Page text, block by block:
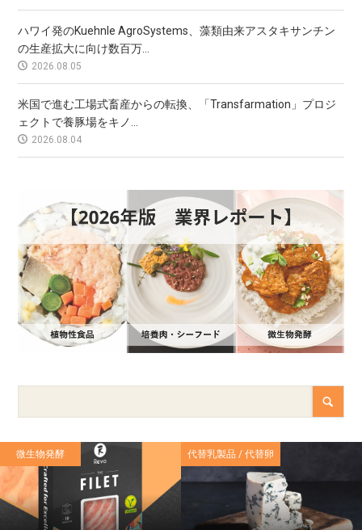
ハワイ発のKuehnle AgroSystems、藻類由来アスタキサンチン
の生産拡大に向け数百万...
2026.08.05
米国で進む工場式畜産からの転換、「Transfarmation」プロジ
ェクトで養豚場をキノ...
2026.08.04
微生物発酵 代替乳製品 / 代替卵